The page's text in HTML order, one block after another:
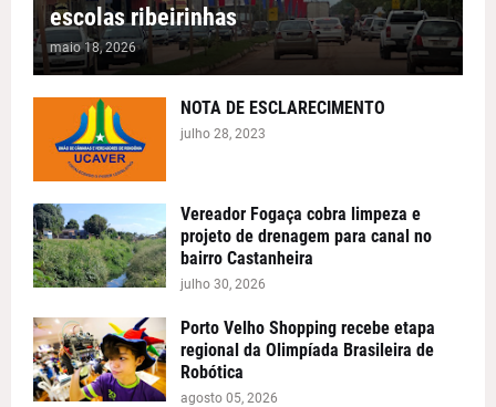
escolas ribeirinhas
maio 18, 2026
NOTA DE ESCLARECIMENTO
julho 28, 2023
Vereador Fogaça cobra limpeza e
projeto de drenagem para canal no
bairro Castanheira
julho 30, 2026
Porto Velho Shopping recebe etapa
regional da Olimpíada Brasileira de
Robótica
agosto 05, 2026